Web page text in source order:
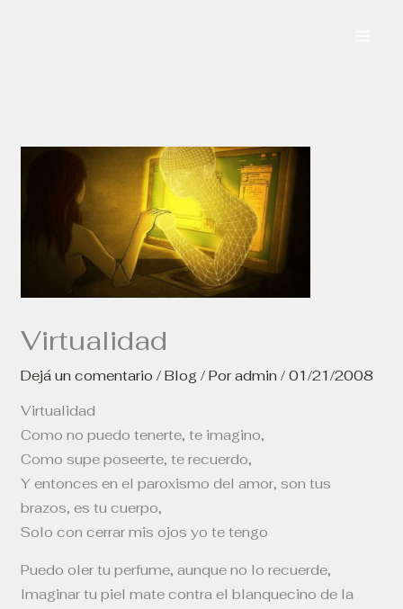
Virtualidad
Dejá un comentario /Blog / Poradmin/01/21/2008
Virtualidad
Como no puedo tenerte, te imagino,
Como supe poseerte, te recuerdo,
Y entonces en el paroxismo del amor, son tus
brazos, es tu cuerpo,
Solo con cerrar mis ojos yo te tengo
Puedo oler tu perfume, aunque no lo recuerde,
Imaginar tu piel mate contra el blanquecino de la